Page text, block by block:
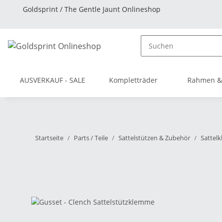
Goldsprint / The Gentle Jaunt Onlineshop
AUSVERKAUF - SALE Kompletträder Rahmen
Startseite Parts / Teile Sattelstützen & Zubehör